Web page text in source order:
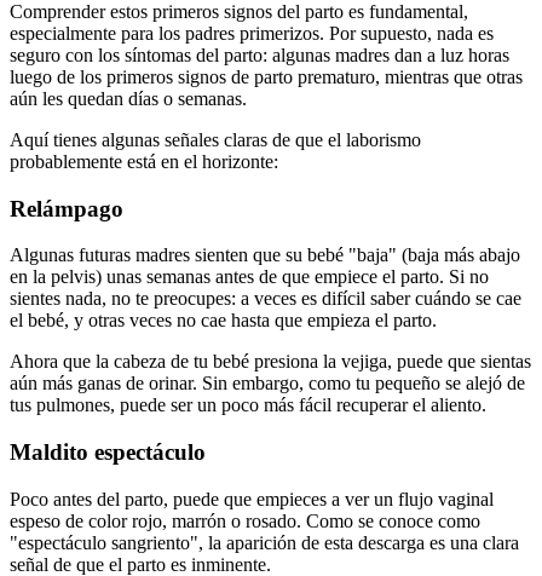
Comprender estos primeros signos del parto es fundamental,
especialmente para los padres primerizos. Por supuesto, nada es
seguro con los síntomas del parto: algunas madres dan a luz horas
luego de los primeros signos de parto prematuro, mientras que otras
aún les quedan días o semanas.
Aquí tienes algunas señales claras de que el laborismo
probablemente está en el horizonte:
Relámpago
Algunas futuras madres sienten que su bebé "baja" (baja más abajo
en la pelvis) unas semanas antes de que empiece el parto. Si no
sientes nada, no te preocupes: a veces es difícil saber cuándo se cae
el bebé, y otras veces no cae hasta que empieza el parto.
Ahora que la cabeza de tu bebé presiona la vejiga, puede que sientas
aún más ganas de orinar. Sin embargo, como tu pequeño se alejó de
tus pulmones, puede ser un poco más fácil recuperar el aliento.
Maldito espectáculo
Poco antes del parto, puede que empieces a ver un flujo vaginal
espeso de color rojo, marrón o rosado. Como se conoce como
"espectáculo sangriento", la aparición de esta descarga es una clara
señal de que el parto es inminente.